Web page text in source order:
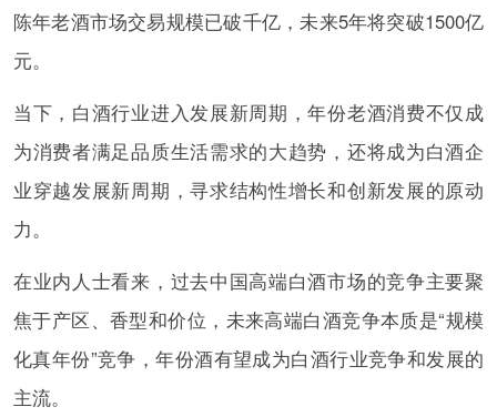
陈年老酒市场交易规模已破千亿，未来5年将突破1500亿
元。
当下，白酒行业进入发展新周期，年份老酒消费不仅成
为消费者满足品质生活需求的大趋势，还将成为白酒企
业穿越发展新周期，寻求结构性增长和创新发展的原动
力。
在业内人士看来，过去中国高端白酒市场的竞争主要聚
焦于产区、香型和价位，未来高端白酒竞争本质是“规模
化真年份”竞争，年份酒有望成为白酒行业竞争和发展的
主流。